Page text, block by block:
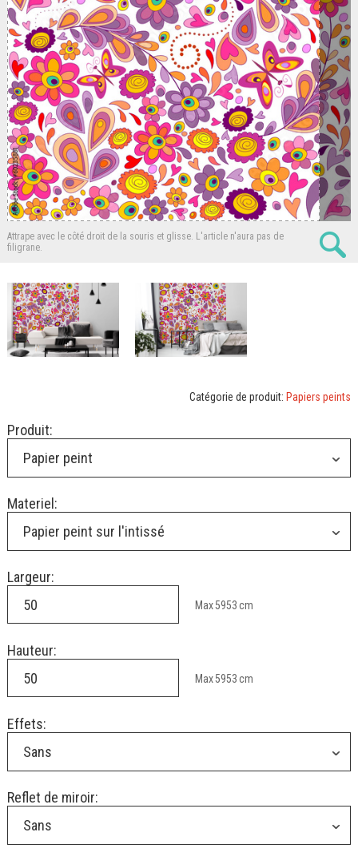
Attrape avec le côté droit de la souris et glisse. L'article n'aura pas de
filigrane.
Catégorie de produit: Papiers peints
Produit:
Papier peint
Materiel:
Papier peint sur l'intissé
Largeur:
Max5953cm
Hauteur:
Max5953cm
Effets:
Sans
Reflet de miroir:
Sans